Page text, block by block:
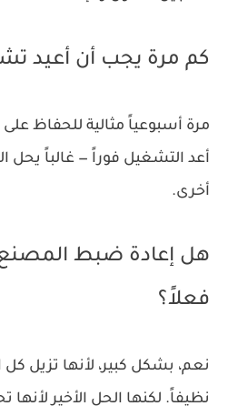
كم مرة يجب أن أعيد
مرة أسبوعياً مثالية للحفاظ على
أعد التشغيل فوراً — غالباً
أخرى.
هل إعادة ضبط
فعلاً؟
نعم، بشكل كبير، لأنها تزيل كل
نظيفاً. لكنها الحل الأخير